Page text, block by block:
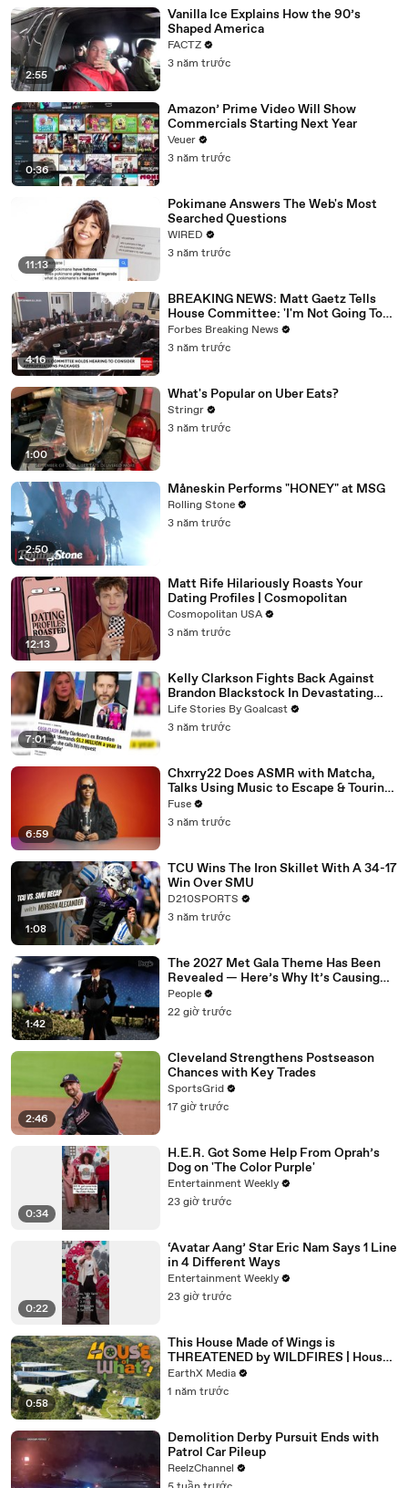
2:55
Vanilla Ice Explains How the 90’s
Shaped America
FACTZ
3 năm trước
0:36
Amazon’ Prime Video Will Show
Commercials Starting Next Year
Veuer
3 năm trước
11:13
Pokimane Answers The Web's Most
Searched Questions
WIRED
3 năm trước
4:16
BREAKING NEWS: Matt Gaetz Tells
House Committee: 'I'm Not Going To
Vote For A Continuing Resolution'
Forbes Breaking News
3 năm trước
1:00
What's Popular on Uber Eats?
Stringr
3 năm trước
2:50
Måneskin Performs "HONEY" at MSG
Rolling Stone
3 năm trước
12:13
Matt Rife Hilariously Roasts Your
Dating Profiles | Cosmopolitan
Cosmopolitan USA
3 năm trước
7:01
Kelly Clarkson Fights Back Against
Brandon Blackstock In Devastating
Divorce Battle
Life Stories By Goalcast
3 năm trước
6:59
Chxrry22 Does ASMR with Matcha,
Talks Using Music to Escape & Touring
with The Weeknd
Fuse
3 năm trước
1:08
TCU Wins The Iron Skillet With A 34-17
Win Over SMU
D210SPORTS
3 năm trước
1:42
The 2027 Met Gala Theme Has Been
Revealed — Here’s Why It’s Causing
Controversy
People
22 giờ trước
2:46
Cleveland Strengthens Postseason
Chances with Key Trades
SportsGrid
17 giờ trước
0:34
H.E.R. Got Some Help From Oprah’s
Dog on 'The Color Purple'
Entertainment Weekly
23 giờ trước
0:22
‘Avatar Aang’ Star Eric Nam Says 1 Line
in 4 Different Ways
Entertainment Weekly
23 giờ trước
0:58
This House Made of Wings is
THREATENED by WILDFIRES | House
of What?! Clip | EarthX
EarthX Media
1 năm trước
Demolition Derby Pursuit Ends with
Patrol Car Pileup
ReelzChannel